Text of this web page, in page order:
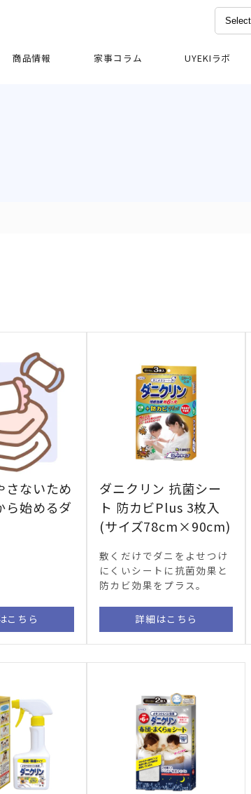
商品情報 家事コラム UYEKIラボ
さないため
ら始めるダ
こちら
ダニクリン 抗菌シー
ト 防カビPlus 3枚入
(サイズ78cm×90cm)
敷くだけでダニをよせつけ
にくいシートに抗菌効果と
防カビ効果をプラス。
詳細はこちら